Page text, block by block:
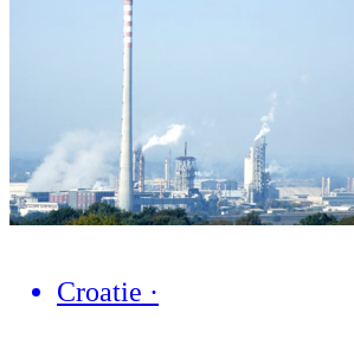
Croatie ·